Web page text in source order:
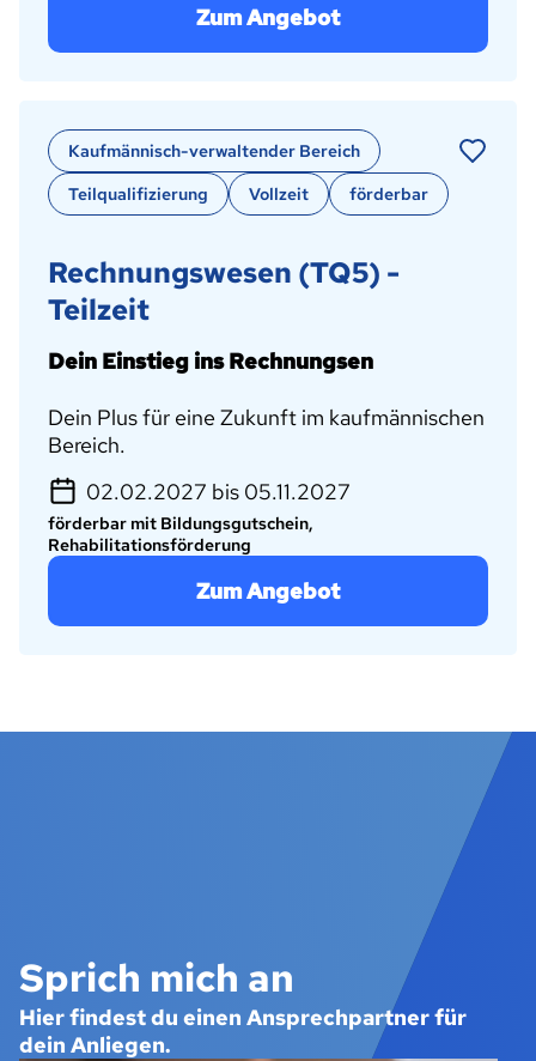
Zum Angebot
Kaufmännisch-verwaltender Bereich
Teilqualifizierung
Vollzeit förderbar
Rechnungswesen (TQ5) -
Teilzeit
Dein Einstieg ins Rechnungsen
Dein Plus für eine Zukunft im kaufmännischen
Bereich.
02.02.2027 bis 05.11.2027
förderbar mit Bildungsgutschein,
Rehabilitationsförderung
Zum Angebot
Sprich mich an
Hier findest du einen Ansprechpartner für
dein Anliegen.